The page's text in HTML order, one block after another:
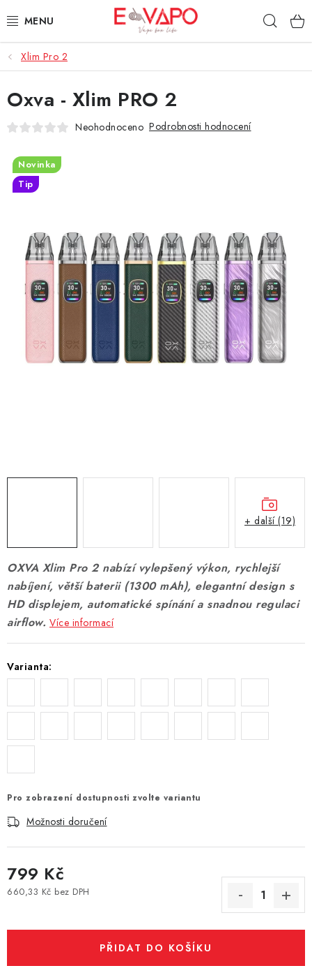
na
3D TISK
TIPY ZA DOBROU CENU
AROMATA A PŘÍCHUTĚ
BÁZE
E-CIGARETY
NIKOTINOVÉ SÁČKY
DÁRKOVÉ VOUCHERY
ATOMIZÉRY A CARTRIDGE
PŘÍSLUŠENSTVÍ
ZNAČKY
Vše o nákupu Jak reklamovat či vrátit zboží
Recenze
Kontakty
Xlim Pro 2
OXVA Xlim Pro 2 nabízí vylepšený výkon, rychlejší
nabíjení, větší baterii (1300 mAh), elegantní design s
HD displejem, automatické spínání a snadnou regulaci
airflow. Více informací
Varianta:
Pro zobrazení dostupnosti zvolte variantu
Možnosti doručení
799 Kč
660,33 Kč bez DPH
PŘIDAT DO KOŠÍKU
Oxva - Xlim PRO 2
Neohodnoceno Podrobnosti hodnocení
Novinka
Tip
+ další (19)